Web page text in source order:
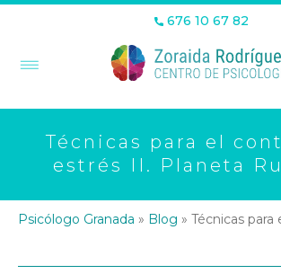
676 10 67 82
Técnicas para el
estrés II. Planeta
Psicólogo Granada » Blog » Técnicas para el control